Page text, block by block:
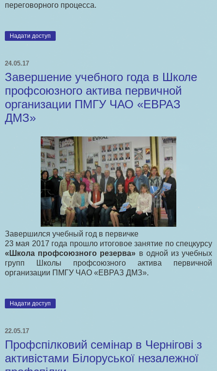
переговорного процесса.
Надати доступ
24.05.17
Завершение учебного года в Школе
профсоюзного актива первичной
организации ПМГУ ЧАО «ЕВРАЗ
ДМЗ»
Завершился учебный год в первичке
23 мая 2017 года прошло итоговое занятие по спецкурсу
«Школа профсоюзного резерва» в одной из учебных
групп Школы профсоюзного актива первичной
организации ПМГУ ЧАО «ЕВРАЗ ДМЗ».
Надати доступ
22.05.17
Профспілковий семінар в Чернігові з
активістами Білоруської незалежної